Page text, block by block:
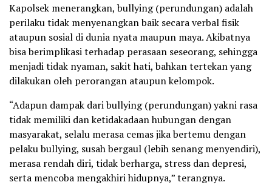
Kapolsek menerangkan, bullying (perundungan) adalah
perilaku tidak menyenangkan baik secara verbal fisik
ataupun sosial di dunia nyata maupun maya. Akibatnya
bisa berimplikasi terhadap perasaan seseorang, sehingga
menjadi tidak nyaman, sakit hati, bahkan tertekan yang
dilakukan oleh perorangan ataupun kelompok.
“Adapun dampak dari bullying (perundungan) yakni rasa
tidak memiliki dan ketidakadaan hubungan dengan
masyarakat, selalu merasa cemas jika bertemu dengan
pelaku bullying, susah bergaul (lebih senang menyendiri),
merasa rendah diri, tidak berharga, stress dan depresi,
serta mencoba mengakhiri hidupnya,” terangnya.